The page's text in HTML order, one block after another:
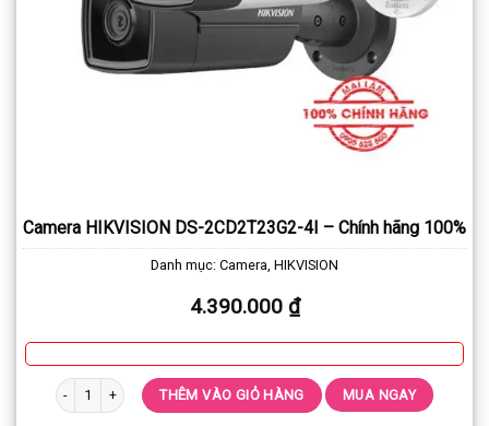
Camera HIKVISION DS-2CD2T23G2-4I – Chính hãng 100%
Danh mục: Camera HIKVISION
4.390.000 ₫
Camera HIKVISION DS-2CD2T23G2-4I - Chính hãng 100% số lượng
THÊM VÀO GIỎ HÀNG MUA NGAY